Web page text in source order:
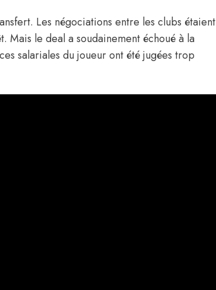
Les négociations entre les clubs étaient
Mais le deal a soudainement échoué à la
salariales du joueur ont été jugées trop